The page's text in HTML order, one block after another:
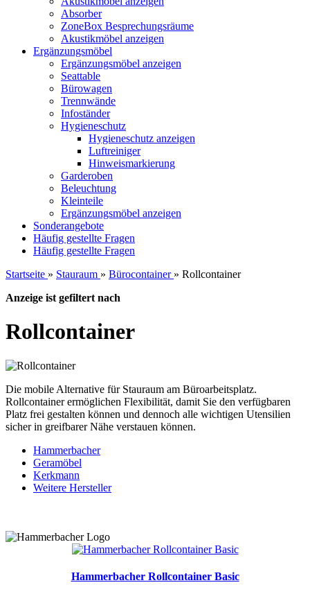
Absorber
ZoneBox Besprechungsräume
Akustikmöbel anzeigen
Ergänzungsmöbel
Ergänzungsmöbel anzeigen
Seattable
Bürowagen
Trennwände
Infoständer
Hygieneschutz
Hygieneschutz anzeigen
Luftreiniger
Hinweismarkierung
Garderoben
Beleuchtung
Kleinteile
Ergänzungsmöbel anzeigen
Sonderangebote
Häufig gestellte Fragen
Häufig gestellte Fragen
Startseite » Stauraum » Bürocontainer » Rollcontainer
Anzeige ist gefiltert nach
Rollcontainer
Die mobile Alternative für Stauraum am Büroarbeitsplatz.
Rollcontainer ermöglichen Flexibilität, damit Sie den verfügbaren
Platz frei gestalten können und dennoch alle wichtigen Utensilien
sicher in greifbarer Nähe verstauen können.
Hammerbacher
Geramöbel
Kerkmann
Weitere Hersteller
Hammerbacher Rollcontainer Basic